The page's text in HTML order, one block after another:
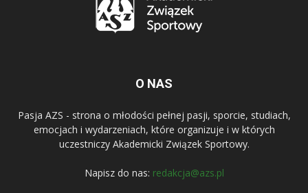
O NAS
Pasja AZS - strona o młodości pełnej pasji, sporcie, studiach,
emocjach i wydarzeniach, które organizuje i w których
uczestniczy Akademicki Związek Sportowy.
Napisz do nas: redakcja@azs.pl